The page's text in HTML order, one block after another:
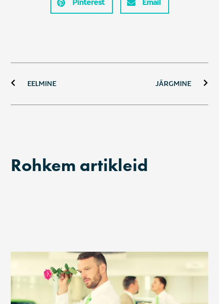
Pinterest Email
EELMINE JÄRGMINE
Rohkem artikleid